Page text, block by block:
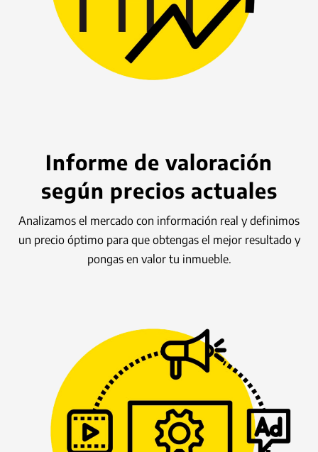
Informe de valoración
según precios actuales
Analizamos el mercado con información real y definimos
un precio óptimo para que obtengas el mejor resultado y
pongas en valor tu inmueble.